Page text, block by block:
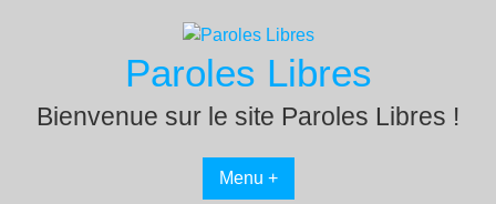
Paroles Libres
Bienvenue sur le site Paroles Libres !
Menu +